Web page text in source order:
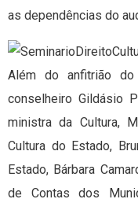
as dependências do
Além do anfitrião
conselheiro Gildásio
ministra da Cultura,
Cultura do Estado,
Estado, Bárbara
de Contas dos